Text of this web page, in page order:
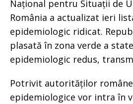
Național pentru Situații de
România a actualizat ieri
epidemiologic ridicat.
plasată în zona verde a
epidemiologic redus,
Potrivit autorităților
epidemiologice vor intra în